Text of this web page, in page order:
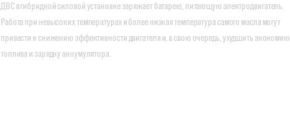
ДВС в гибридной силовой установке заряжает батарею, питающую электродвигатель.
Работа при невысоких температурах и более низкая температура самого масла могут
привести к снижению эффективности двигателя и, в свою очередь, ухудшить экономию
топлива и зарядку аккумулятора.